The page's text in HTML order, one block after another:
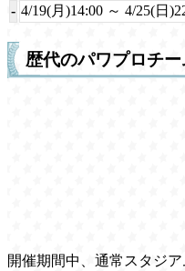
- 4/19(月)14:00 ～ 4/25(日
歴代のパワプロチー
開催期間中、通常スタジ